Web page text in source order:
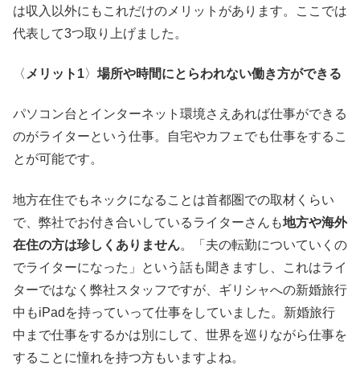
は収入以外にもこれだけのメリットがあります。ここでは
代表して3つ取り上げました。
〈 メリット 1〉 場所や時間にとらわれない働き方ができる
パソコン台とインターネット環境さえあれば仕事ができる
のがライターという仕事。自宅やカフェでも仕事をするこ
とが可能です。
地方在住でもネックになることは首都圏での取材くらい
で、弊社でお付き合いしているライターさんも地方や海外
在住の方は珍しくありません。「夫の転勤についていくの
でライターになった」という話も聞きますし、これはライ
ターではなく弊社スタッフですが、ギリシャへの新婚旅行
中もiPadを持っていって仕事をしていました。新婚旅行
中まで仕事をするかは別にして、世界を巡りながら仕事を
することに憧れを持つ方もいますよね。